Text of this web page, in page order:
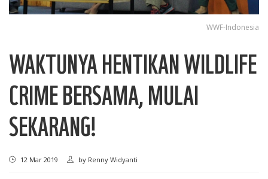
WWF-Indonesia
WAKTUNYA HENTIKAN WILDLIFE
CRIME BERSAMA, MULAI
SEKARANG!
12 Mar 2019 by Renny Widyanti